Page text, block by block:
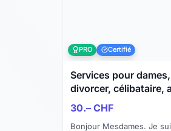
PRO Certifié
Services pour dames, veuves,
divorcer, célibataire,
30.– CHF
Bonjour Mesdames. Je suis Social, Bosseur,